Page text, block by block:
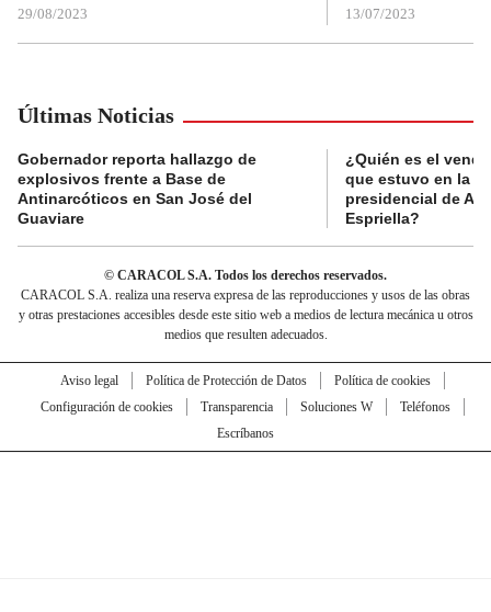
29/08/2023 13/07/2023
Últimas Noticias
Gobernador reporta hallazgo de
explosivos frente a Base de
Antinarcóticos en San José del
Guaviare
¿Quién es el
que estuvo en la
presidencial de
Espriella?
© CARACOL S.A. Todos los derechos reservados.
CARACOL S.A. realiza una reserva expresa de las reproducciones y usos de las obras
y otras prestaciones accesibles desde este sitio web a medios de lectura mecánica u otros
medios que resulten adecuados.
Aviso legal Política de Protección de Datos
Política de cookies
Configuración de cookies
Transparencia Soluciones W
Teléfonos
Escríbanos